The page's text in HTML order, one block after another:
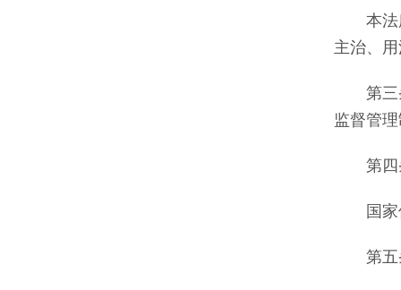
本法所
主治、
第三条
监督管
第四条
国家保
第五条